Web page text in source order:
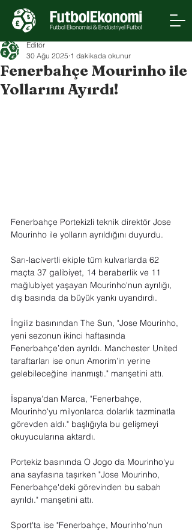
Fenerbahçe Mourinho ile
Yollarını Ayırdı!
Editör
30 Ağu 2025 1 dakikada okunur
Fenerbahçe Portekizli teknik direktör Jose
Mourinho ile yolların ayrıldığını duyurdu.
Sarı-lacivertli ekiple tüm kulvarlarda 62
maçta 37 galibiyet, 14 beraberlik ve 11
mağlubiyet yaşayan Mourinho'nun ayrılığı,
dış basında da büyük yankı uyandırdı.
İngiliz basınından The Sun, "Jose Mourinho,
yeni sezonun ikinci haftasında
Fenerbahçe’den ayrıldı. Manchester United
taraftarları ise onun Amorim’in yerine
gelebileceğine inanmıştı." manşetini attı.
İspanya'dan Marca, "Fenerbahçe,
Mourinho'yu milyonlarca dolarlık tazminatla
görevden aldı." başlığıyla bu gelişmeyi
okuyucularına aktardı.
Portekiz basınında O Jogo da Mourinho'yu
ana sayfasına taşırken "Jose Mourinho,
Fenerbahçe'deki görevinden bu sabah
ayrıldı." manşetini attı.
Sport'ta ise "Fenerbahçe, Mourinho'nun